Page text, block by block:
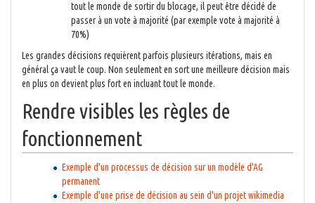
tout le monde de sortir du blocage, il peut être décidé de
passer à un vote à majorité (par exemple vote à majorité à
70%)
Les grandes décisions requièrent parfois plusieurs itérations, mais en
général ça vaut le coup. Non seulement en sort une meilleure décision mais
en plus on devient plus fort en incluant tout le monde.
Rendre visibles les règles de
fonctionnement
Exemple d'un processus de décision sur un modèle d'AG
permanent
Exemple d'une prise de décision au sein d'un projet wikimedia